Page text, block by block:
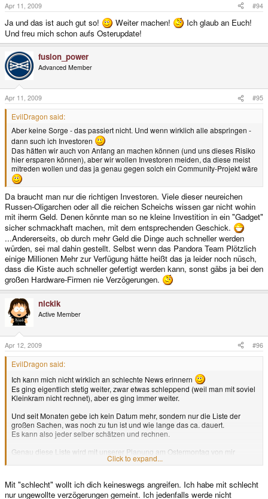
Apr 11, 2009 #94
Ja und das ist auch gut so! Weiter machen!
Ich glaub an Euch!
Und freu mich schon aufs Osterupdate!
fusion_power
Advanced Member
Apr 11, 2009 #95
EvilDragon said:
Aber keine Sorge - das passiert nicht. Und wenn wirklich alle abspringen -
dann such ich Investoren
Das hätten wir auch von Anfang an machen können (und uns dieses Risiko
hier ersparen können), aber wir wollen Investoren meiden, da diese meist
mitreden wollen und das ja genau gegen solch ein Community-Projekt wäre
Da braucht man nur die richtigen Investoren. Viele dieser neureichen
Russen-Oligarchen oder all die reichen Scheichs wissen gar nicht wohin
mit iherm Geld. Denen könnte man so ne kleine Investition in ein "Gadget"
sicher schmackhaft machen, mit dem entsprechenden Geschick.
...Andererseits, ob durch mehr Geld die Dinge auch schneller werden
würden, sei mal dahin gestellt. Selbst wenn das Pandora Team Plötzlich
einige Millionen Mehr zur Verfügung hätte heißt das ja leider noch nüsch,
dass die Kiste auch schneller gefertigt werden kann, sonst gäbs ja bei den
großen Hardware-Firmen nie Verzögerungen.
nickik
Active Member
Apr 12, 2009 #96
EvilDragon said:
Ich kann mich nicht wirklich an schlechte News erinnern
Es ging eigentlich stetig weiter, zwar etwas schleppend (weil man mit soviel
Kleinkram nicht rechnet), aber es ging immer weiter.
Und seit Monaten gebe ich kein Datum mehr, sondern nur die Liste der
großen Sachen, was noch zu tun ist und wie lange das ca. dauert.
Es kann also jeder selber schätzen und rechnen.
Genau diese Liste wird mit unserer Planung am Ostermontag von mir
ziemlich detailreich ausgearbeitet und mit allen unseren Plänen
Und ja - ich weiß, was wir für einen Vertrauensbonus haben... und dafür bin
ich auch extrem dankbar.
Click to expand...
Mit "schlecht" wollt ich dich keineswegs angreifen. Ich habe mit schlecht
nur ungewollte verzögerungen gemeint. Ich jedenfalls werde nicht